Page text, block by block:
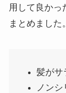
用して良かっ
まとめました。
髪がサ
ノン